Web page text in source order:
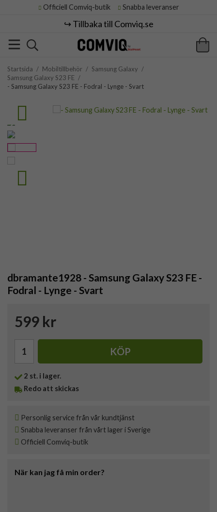
Officiell Comviq-butik Snabba leveranser
↪️ Tillbaka till Comviq.se
Startsida / Mobiltillbehör / Samsung Galaxy /
Samsung Galaxy S23 FE /
- Samsung Galaxy S23 FE - Fodral - Lynge - Svart
dbramante1928 - Samsung Galaxy S23 FE -
Fodral - Lynge - Svart
599 kr
KÖP
2 st. i lager.
Redo att skickas
Personlig service från vår kundtjänst
Snabba leveranser från vårt lager i Sverige
Officiell Comviq-butik
När kan jag få min order?